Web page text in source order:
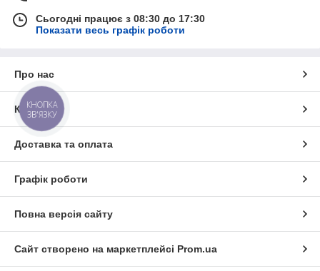
Сьогодні працює з 08:30 до 17:30
Показати весь графік роботи
Про нас
Контакти
Доставка та оплата
Графік роботи
Повна версія сайту
Сайт створено на маркетплейсі Prom.ua
КНОПКА
ЗВ'ЯЗКУ